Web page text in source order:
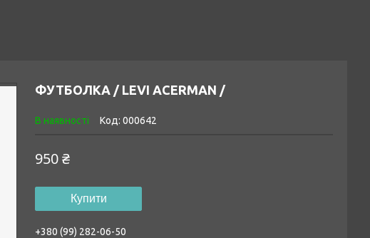
ФУТБОЛКА / LEVI ACERMAN /
В наявності Код: 000642
950 ₴
Купити
+380 (99) 282-06-50